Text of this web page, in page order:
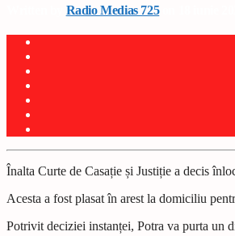
Radio Medias 725on 18 iunie
Înalta Curte de Casație și Justiție a decis
Acesta a fost plasat în arest la domiciliu
Potrivit deciziei instanței, Potra va purta un